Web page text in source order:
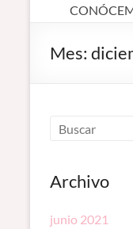
–
profesional en
(España).
Diseño de
Mes:
Archivo
junio 2021